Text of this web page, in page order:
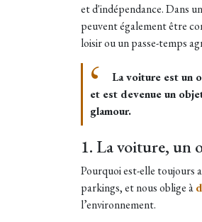
et d'indépendance. Dans
peuvent également être
loisir ou un passe-temps
La voiture est un
et est devenue un
glamour.
1. La voiture, un
Pourquoi est-elle toujours
parkings, et nous oblige à
l’environnement.